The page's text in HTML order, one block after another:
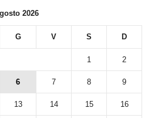
2026
G V S D
1 2
6 7 8 9
13 14 15 16